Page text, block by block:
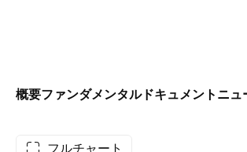
概要ファンダメンタルドキュメント ニュ
フルチャート